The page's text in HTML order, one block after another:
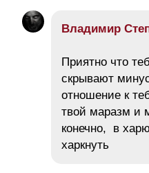
Владимир
Приятно что
скрывают
отношение к
твой маразм и
конечно, в
харкнуть